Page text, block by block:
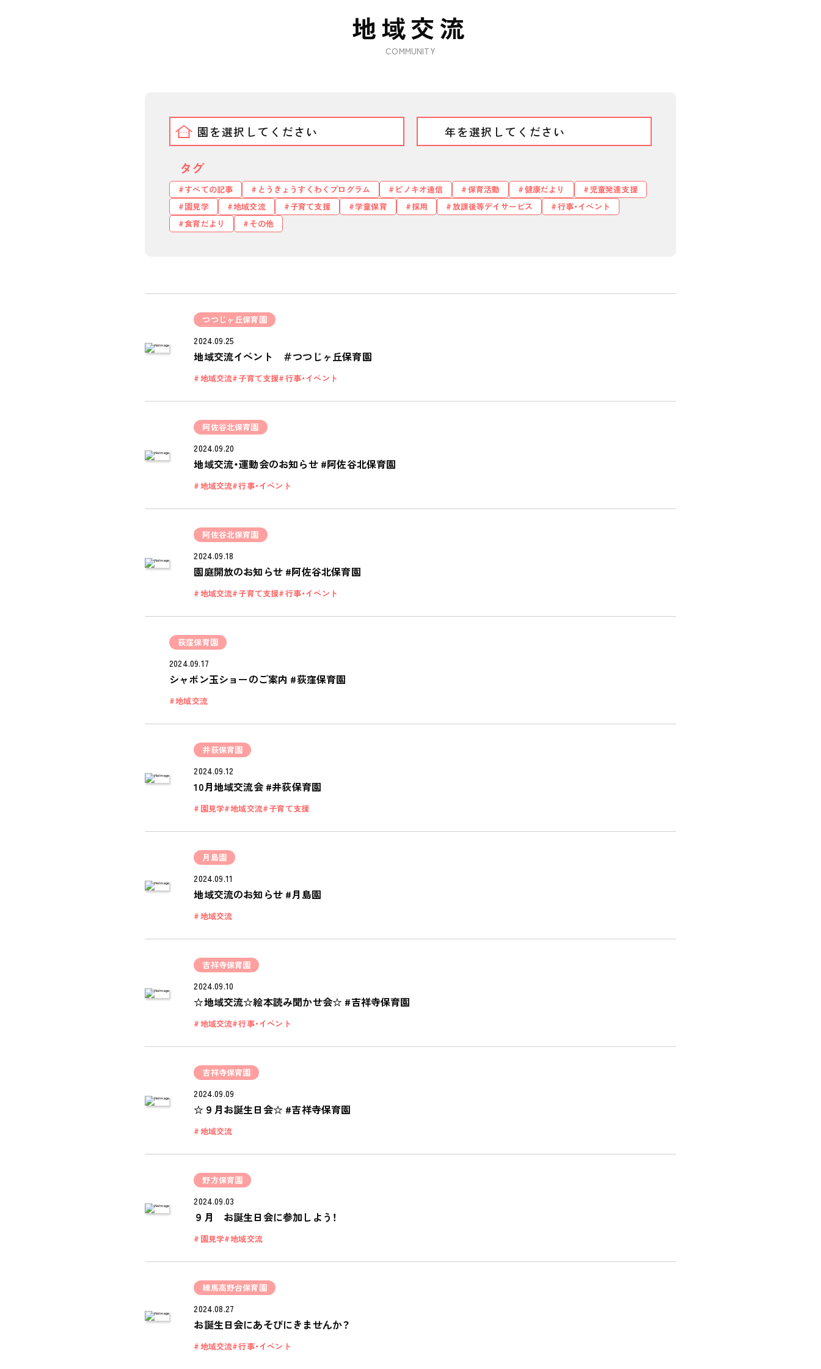
会社概要
地域交流
COMMUNITY
タグ
すべての記事 とうきょうすくわくプログラム ピノキオ通信 保育活動 健康だより
児童発達支援
園見学
地域交流 子育て支援 学童保育 採用 放課後等デイサービス
行事・イベント
食育だより
その他
つつじヶ丘保育園
2024.09.25
地域交流イベント ＃つつじヶ丘保育園
地域交流 子育て支援 行事・イベント
阿佐谷北保育園
2024.09.20
地域交流・運動会のお知らせ #阿佐谷北保育園
地域交流 行事・イベント
阿佐谷北保育園
2024.09.18
園庭開放のお知らせ #阿佐谷北保育園
地域交流 子育て支援 行事・イベント
荻窪保育園
2024.09.17
シャボン玉ショーのご案内 #荻窪保育園
地域交流
井荻保育園
2024.09.12
10月地域交流会 #井荻保育園
園見学 地域交流 子育て支援
月島園
2024.09.11
地域交流のお知らせ #月島園
地域交流
吉祥寺保育園
2024.09.10
☆地域交流☆絵本読み聞かせ会☆ #吉祥寺保育園
地域交流 行事・イベント
吉祥寺保育園
2024.09.09
☆９月お誕生日会☆ #吉祥寺保育園
地域交流
野方保育園
2024.09.03
９月 お誕生日会に参加しよう！
園見学 地域交流
練馬高野台保育園
2024.08.27
お誕生日会にあそびにきませんか？
地域交流 行事・イベント